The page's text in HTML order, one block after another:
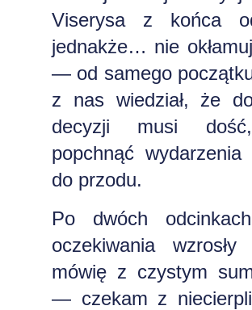
Viserysa z końca
jednakże… nie
— od samego
z nas wiedział, że
decyzji musi
popchnąć wydarzenia
do przodu.
Po dwóch
oczekiwania
mówię z czystym
— czekam z